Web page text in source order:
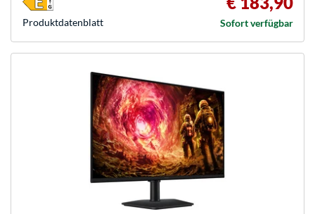
Sofort verfügbar
Produkt­datenblatt